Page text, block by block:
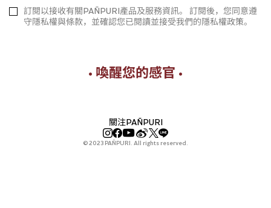
訂閱以接收有關PAÑPURI產品及服務資訊。 訂閱後，您同意遵
守隱私權與條款，並確認您已閱讀並接受我們的隱私權政策。
• 喚醒您的感官 •
關注PAÑPURI
© 2023 PAÑPURI. All rights reserved.